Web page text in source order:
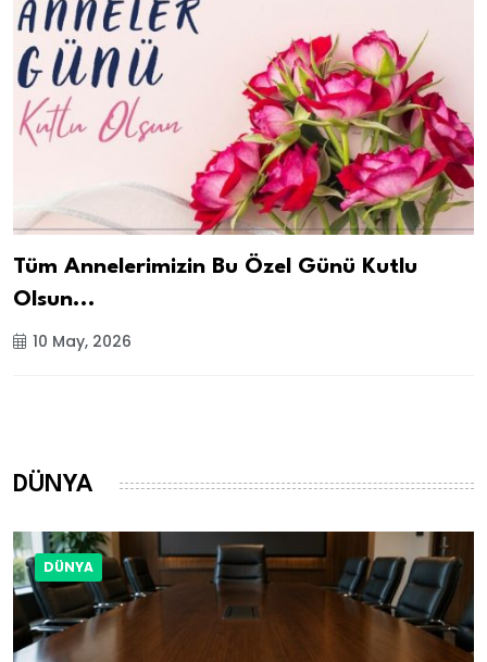
Tüm Annelerimizin Bu Özel Günü Kutlu
Olsun...
10 May, 2026
DÜNYA
DÜNYA